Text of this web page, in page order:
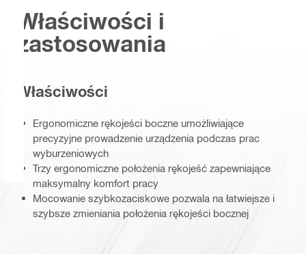
Właściwości i
zastosowania
Właściwości
Ergonomiczne rękojeści boczne umożliwiające
precyzyjne prowadzenie urządzenia podczas prac
wyburzeniowych
Trzy ergonomiczne położenia rękojeść zapewniające
maksymalny komfort pracy
Mocowanie szybkozaciskowe pozwala na łatwiejsze i
szybsze zmieniania położenia rękojeści bocznej